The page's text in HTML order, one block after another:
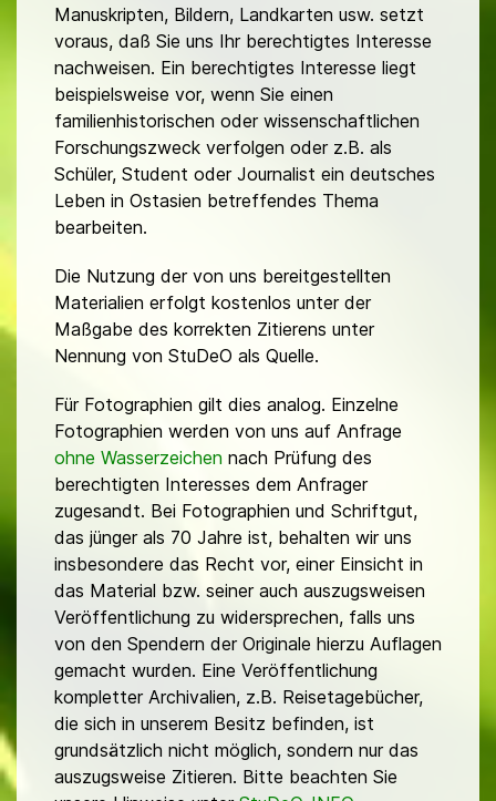
Manuskripten, Bildern, Landkarten usw. setzt
voraus, daß Sie uns Ihr berechtigtes Interesse
nachweisen. Ein berechtigtes Interesse liegt
beispielsweise vor, wenn Sie einen
familienhistorischen oder wissenschaftlichen
Forschungszweck verfolgen oder z.B. als
Schüler, Student oder Journalist ein deutsches
Leben in Ostasien betreffendes Thema
bearbeiten.
Die Nutzung der von uns bereitgestellten
Materialien erfolgt kostenlos unter der
Maßgabe des korrekten Zitierens unter
Nennung von StuDeO als Quelle.
Für Fotographien gilt dies analog. Einzelne
Fotographien werden von uns auf Anfrage
ohne Wasserzeichen nach Prüfung des
berechtigten Interesses dem Anfrager
zugesandt. Bei Fotographien und Schriftgut,
das jünger als 70 Jahre ist, behalten wir uns
insbesondere das Recht vor, einer Einsicht in
das Material bzw. seiner auch auszugsweisen
Veröffentlichung zu widersprechen, falls uns
von den Spendern der Originale hierzu Auflagen
gemacht wurden. Eine Veröffentlichung
kompletter Archivalien, z.B. Reisetagebücher,
die sich in unserem Besitz befinden, ist
grundsätzlich nicht möglich, sondern nur das
auszugsweise Zitieren. Bitte beachten Sie